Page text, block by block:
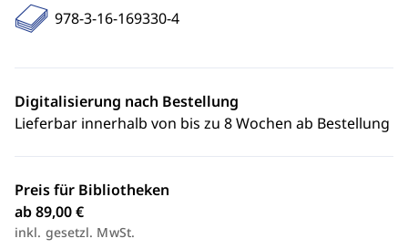
978-3-16-169330-4
Digitalisierung nach Bestellung
Lieferbar innerhalb von bis zu 8 Wochen ab Bestellung
Preis für Bibliotheken
ab 89,00 €
inkl. gesetzl. MwSt.